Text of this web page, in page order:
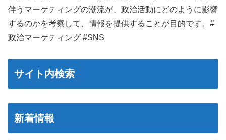
伴うマーケティングの潮流が、政治活動にどのように影響
するのかを考察して、情報を提供することが目的です。#
政治マーケティング #SNS
サイト内検索
新着情報